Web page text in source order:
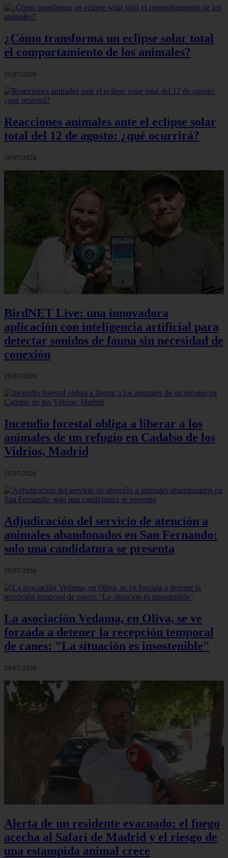
¿Cómo transforma un eclipse solar total
el comportamiento de los animales?
31/07/2026
Reacciones animales ante el eclipse solar
total del 12 de agosto: ¿qué ocurrirá?
30/07/2026
BirdNET Live: una innovadora
aplicación con inteligencia artificial para
detectar sonidos de fauna sin necesidad de
conexión
29/07/2026
Incendio forestal obliga a liberar a los
animales de un refugio en Cadalso de los
Vidrios, Madrid
26/07/2026
Adjudicación del servicio de atención a
animales abandonados en San Fernando:
solo una candidatura se presenta
25/07/2026
La asociación Vedama, en Oliva, se ve
forzada a detener la recepción temporal
de canes: "La situación es insostenible"
24/07/2026
Alerta de un residente evacuado: el fuego
acecha al Safari de Madrid y el riesgo de
una estampida animal crece